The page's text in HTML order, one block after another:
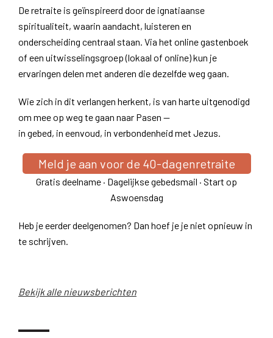
De retraite is geïnspireerd door de ignatiaanse
spiritualiteit, waarin aandacht, luisteren en
onderscheiding centraal staan. Via het online gastenboek
of een uitwisselingsgroep (lokaal of online) kun je
ervaringen delen met anderen die dezelfde weg gaan.
Wie zich in dit verlangen herkent, is van harte uitgenodigd
om mee op weg te gaan naar Pasen —
in gebed, in eenvoud, in verbondenheid met Jezus.
Meld je aan voor de 40-dagenretraite
Gratis deelname · Dagelijkse gebedsmail · Start op
Aswoensdag
Heb je eerder deelgenomen? Dan hoef je je niet opnieuw in
te schrijven.
Bekijk alle nieuwsberichten